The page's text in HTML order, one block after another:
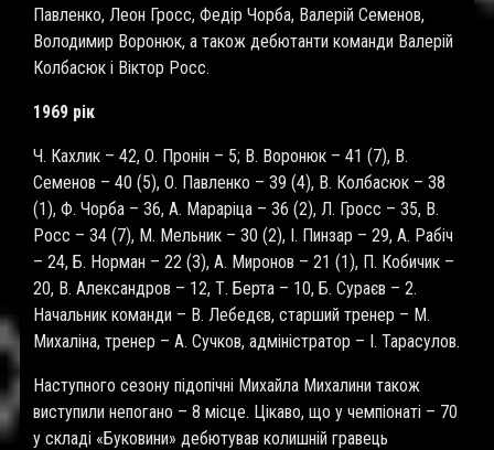
Павленко, Леон Гросс, Федір Чорба, Валерій Семенов,
Володимир Воронюк, а також дебютанти команди Валерій
Колбасюк і Віктор Росс.
1969 рік
Ч. Кахлик – 42, О. Пронін – 5; В. Воронюк – 41 (7), В.
Семенов – 40 (5), О. Павленко – 39 (4), В. Колбасюк – 38
(1), Ф. Чорба – 36, А. Мараріца – 36 (2), Л. Гросс – 35, В.
Росс – 34 (7), М. Мельник – 30 (2), І. Пинзар – 29, А. Рабіч
– 24, Б. Норман – 22 (3), А. Миронов – 21 (1), П. Кобичик –
20, В. Александров – 12, Т. Берта – 10, Б. Сураєв – 2.
Начальник команди – В. Лебедєв, старший тренер – М.
Михаліна, тренер – А. Сучков, адміністратор – І. Тарасулов.
Наступного сезону підопічні Михайла Михалини також
виступили непогано – 8 місце. Цікаво, що у чемпіонаті – 70
у складі «Буковини» дебютував колишній гравець